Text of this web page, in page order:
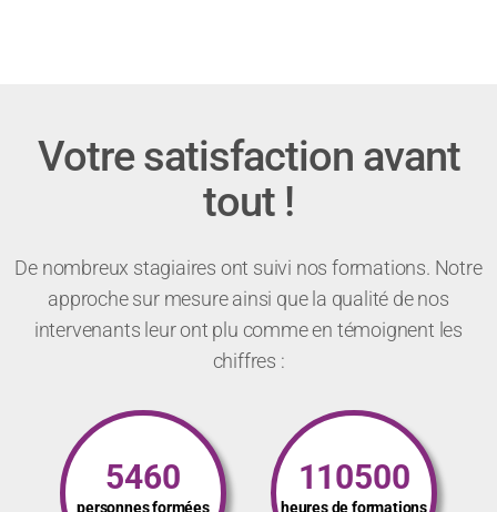
Votre satisfaction avant
tout !
De nombreux stagiaires ont suivi nos formations. Notre
approche sur mesure ainsi que la qualité de nos
intervenants leur ont plu comme en témoignent les
chiffres :
5460
personnes formées
110500
heures de formations